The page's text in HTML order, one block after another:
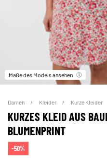
Maße des Models ansehen
Damen Kleider Kurze Kleider
KURZES KLEID AUS
BLUMENPRINT
-50%